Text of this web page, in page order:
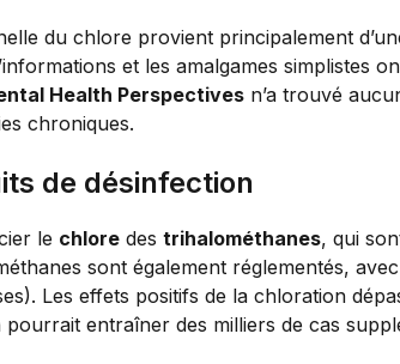
du chlore provient principalement
et les amalgames
Health Perspectives n’a trouvé
chroniques.
de désinfection
le chlore des trihalométhanes, qui
sont également réglementés,
Les effets positifs de la chloration
entraîner des milliers de cas